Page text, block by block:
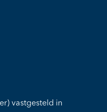
vastgesteld in